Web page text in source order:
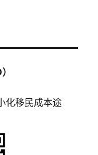
化移民成本途